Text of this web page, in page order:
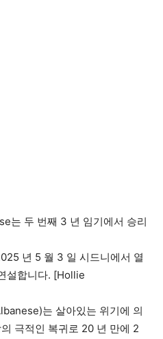
년 5 월 3 일 시드니에서 열
설합니다. [Hollie
는 살아있는 위기에 의
극적인 복귀로 20 년 만에 2